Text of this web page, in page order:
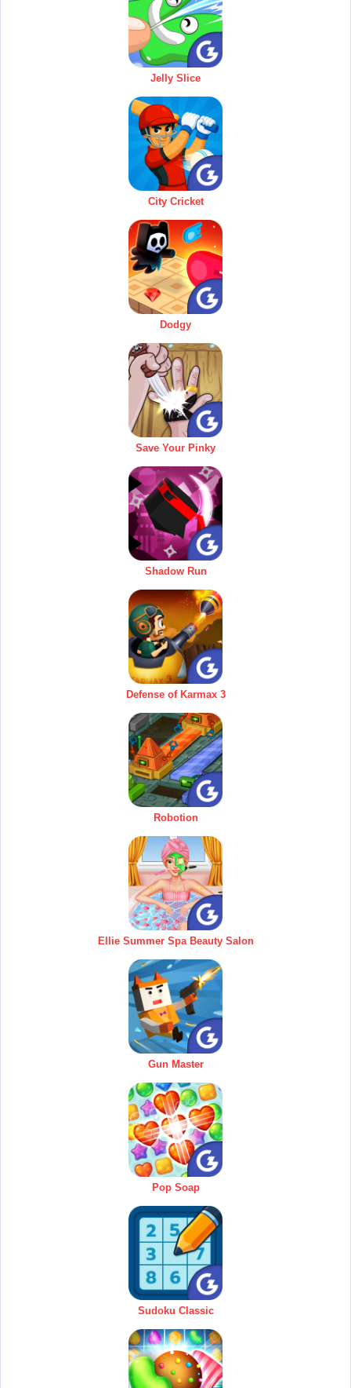
Jelly Slice
City Cricket
Dodgy
Save Your Pinky
Shadow Run
Defense of Karmax 3
Robotion
Ellie Summer Spa Beauty Salon
Gun Master
Pop Soap
Sudoku Classic